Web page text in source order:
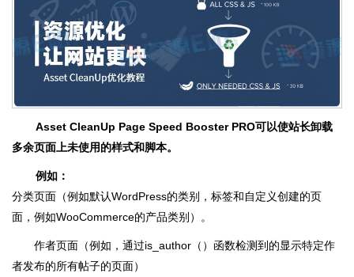
Asset CleanUp Page Speed Booster PRO可以使站长卸载
多余页面上未使用的样式和脚本。
例如：
分类页面（例如默认WordPress的类别，标签和自定义创建的页
面，例如WooCommerce的产品类别）。
作者页面（例如，通过is_author（）函数检测到的显示特定作
者发布的所有帖子的页面）